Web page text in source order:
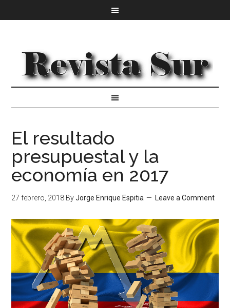
El resultado
presupuestal y la
economía en 2017
27 febrero, 2018 ByJorge Enrique Espitia Leave a Comment